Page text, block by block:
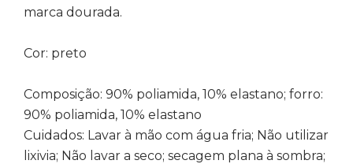
marca dourada.
Cor: preto
Composição: 90% poliamida, 10% elastano; forro:
90% poliamida, 10% elastano
Cuidados: Lavar à mão com água fria; Não utilizar
lixivia; Não lavar a seco; secagem plana à sombra;